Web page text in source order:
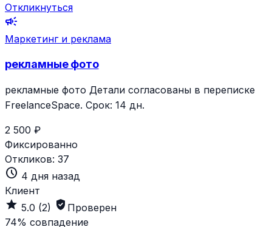
Откликнуться
campaign
Маркетинг и реклама
рекламные фото
рекламные фото Детали согласованы в переписке
FreelanceSpace. Срок: 14 дн.
2 500 ₽
Фиксированно
Откликов: 37
schedule 4 дня назад
Клиент
grade 5.0 (2) verified_user Проверен
74% совпадение